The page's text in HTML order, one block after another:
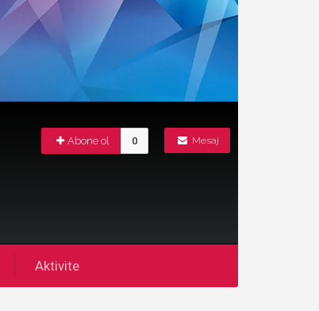
Mesaj
Abone ol 0
Aktivite